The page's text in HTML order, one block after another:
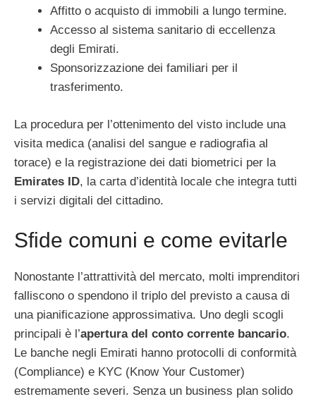
Affitto o acquisto di immobili a lungo termine.
Accesso al sistema sanitario di eccellenza
degli Emirati.
Sponsorizzazione dei familiari per il
trasferimento.
La procedura per l’ottenimento del visto include una
visita medica (analisi del sangue e radiografia al
torace) e la registrazione dei dati biometrici per la
Emirates ID, la carta d’identità locale che integra tutti
i servizi digitali del cittadino.
Sfide comuni e come evitarle
Nonostante l’attrattività del mercato, molti imprenditori
falliscono o spendono il triplo del previsto a causa di
una pianificazione approssimativa. Uno degli scogli
principali è l’apertura del conto corrente bancario.
Le banche negli Emirati hanno protocolli di conformità
(Compliance) e KYC (Know Your Customer)
estremamente severi. Senza un business plan solido